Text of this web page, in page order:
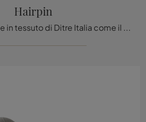
Hairpin
Con le poltroncine in tessuto di Ditre Italia come il modello Hairpin potrai completare il tuo concept d'arredo.